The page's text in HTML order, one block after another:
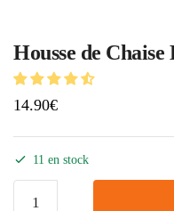
Housse de
14.90€
11 en stock